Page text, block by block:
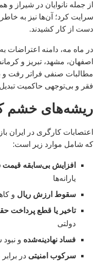
از جمله نانوایان در شیراز
سرایت کرد؛ آن‌ها نیز به
دست از کار کشیدند.
اصفهان، مشهد، تبریز و
مطالبات صنفی فراتر رفت و
فقر و بی‌توجهی حاکمیت
ریشه‌های خشم
اعتصابات کارگری در ایران
که شامل موارد زیر است:
افزایش بی‌سابقه
یارانه‌ها
سقوط ارزش ریال و
تاخیر یا قطع پرداخت
دولتی
فساد نهادینه‌شده و
سرکوب امنیتی در